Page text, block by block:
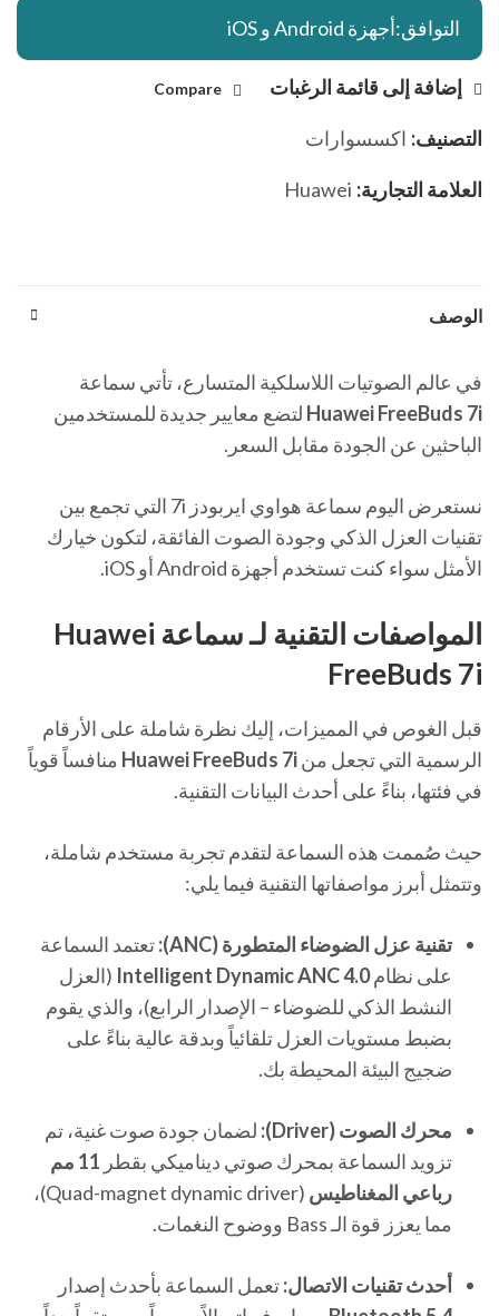
التوافق:أجهزة Android و iOS
إضافة إلى قائمة الرغبات Compare
التصنيف: اكسسوارات
العلامة التجارية: Huawei
الوصف
في عالم الصوتيات اللاسلكية المتسارع، تأتي سماعة
Huawei FreeBuds 7i لتضع معايير جديدة للمستخدمين
الباحثين عن الجودة مقابل السعر.
نستعرض اليوم سماعة هواوي ايربودز 7i التي تجمع بين
تقنيات العزل الذكي وجودة الصوت الفائقة، لتكون خيارك
الأمثل سواء كنت تستخدم أجهزة Android أو iOS.
المواصفات التقنية لـ سماعة Huawei
FreeBuds 7i
قبل الغوص في المميزات، إليك نظرة شاملة على الأرقام
الرسمية التي تجعل منHuawei FreeBuds 7i منافساً قوياً
في فئتها، بناءً على أحدث البيانات التقنية.
حيث صُممت هذه السماعة لتقدم تجربة مستخدم شاملة،
وتتمثل أبرز مواصفاتها التقنية فيما يلي:
تقنية عزل الضوضاء المتطورة (ANC):
تعتمد السماعة
على نظامIntelligent Dynamic ANC 4.0 (العزل
النشط الذكي للضوضاء – الإصدار الرابع)، والذي يقوم
بضبط مستويات العزل تلقائياً وبدقة عالية بناءً على
ضجيج البيئة المحيطة بك.
محرك الصوت (Driver):
لضمان جودة صوت غنية، تم
تزويد السماعة بمحرك صوتي ديناميكي بقطر
11 مم
رباعي المغناطيس
(Quad-magnet dynamic driver)،
مما يعزز قوة الـ Bass ووضوح النغمات.
أحدث تقنيات الاتصال:تعمل السماعة بأحدث إصدار